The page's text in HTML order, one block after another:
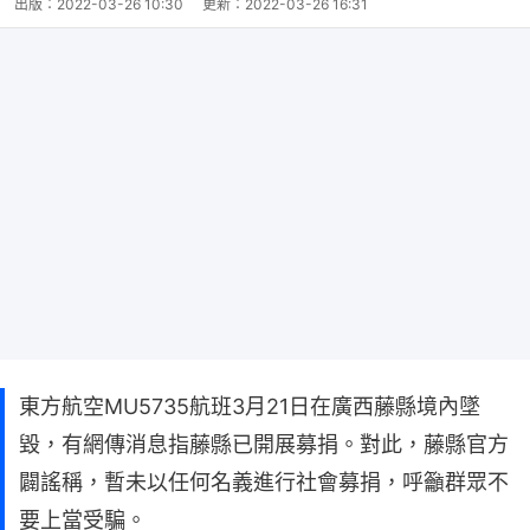
出版： 2022-03-26 10:30 更新： 2022-03-26 16:31
東方航空MU5735航班3月21日在廣西藤縣境內墜
毀，有網傳消息指藤縣已開展募捐。對此，藤縣官方
闢謠稱，暫未以任何名義進行社會募捐，呼籲群眾不
要上當受騙。